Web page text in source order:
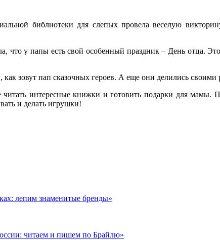
библиотеки для слепых провела веселую
что у папы есть свой особенный праздник – День отца.
зовут пап сказочных героев. А еще они делились своими
интересные книжки и готовить подарки для мамы.
и делать игрушки!
лепим знаменитые бренды»
читаем и пишем по Брайлю»